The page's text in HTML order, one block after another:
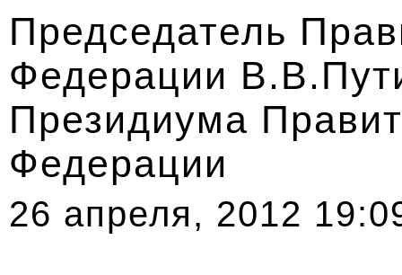
Председатель
Федерации
Президиума
Федерации
26 апреля, 2012